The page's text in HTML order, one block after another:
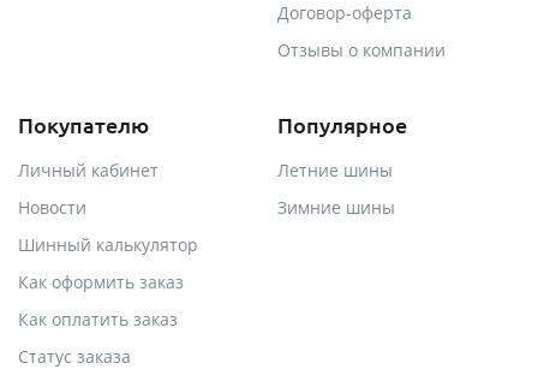
Договор-оферта
Отзывы о компании
Покупателю
Личный кабинет
Новости
Шинный калькулятор
Как оформить заказ
Как оплатить заказ
Статус заказа
Популярное
Летние шины
Зимние шины